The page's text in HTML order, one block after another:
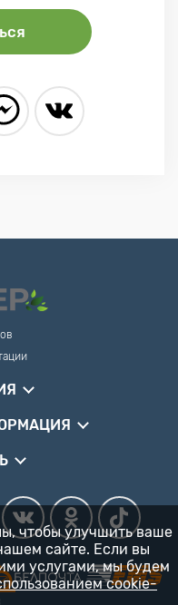
чтобы улучшить ваше
сайте. Если вы
услугами, мы будем
cookie-